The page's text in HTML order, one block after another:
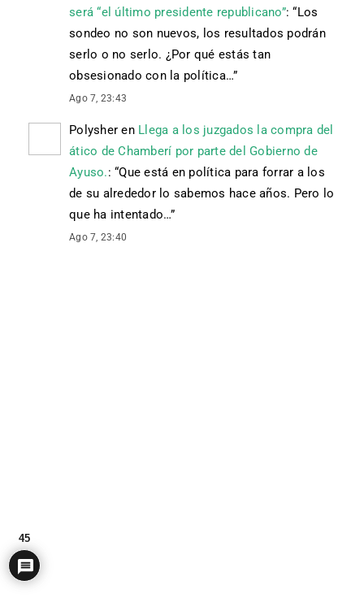
será “el último presidente republicano”: “Los
sondeo no son nuevos, los resultados podrán
serlo o no serlo. ¿Por qué estás tan
obsesionado con la política…”
Ago 7, 23:43
Polysher en Llega a los juzgados la compra del
ático de Chamberí por parte del Gobierno de
Ayuso.: “Que está en política para forrar a los
de su alrededor lo sabemos hace años. Pero lo
que ha intentado…”
Ago 7, 23:40
45